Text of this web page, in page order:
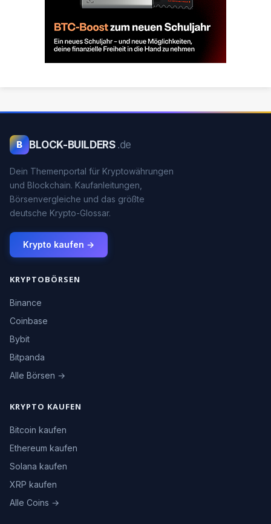
B BLOCK-BUILDERS .de
Dein Themenportal für Kryptowährungen
und Blockchain. Kaufanleitungen,
Börsenvergleiche und das größte
deutsche Krypto-Glossar.
Krypto kaufen →
KRYPTOBÖRSEN
Binance
Coinbase
Bybit
Bitpanda
Alle Börsen →
KRYPTO KAUFEN
Bitcoin kaufen
Ethereum kaufen
Solana kaufen
XRP kaufen
Alle Coins →